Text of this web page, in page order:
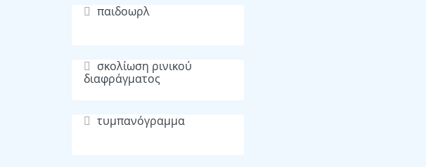
παιδοωρλ
σκολίωση ρινικού
διαφράγματος
τυμπανόγραμμα